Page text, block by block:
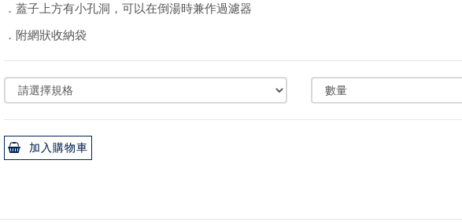
．蓋子上方有小孔洞，可以在倒湯時兼作過濾器
．附網狀收納袋
加入購物車